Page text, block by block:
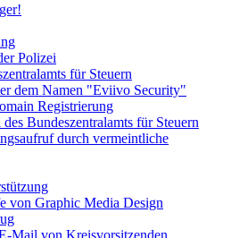
Polizei
für Steuern
dem Namen "Eviivo Security"
Registrierung
Bundeszentralamts für Steuern
durch vermeintliche
von Graphic Media Design
Mail von Kreisvorsitzenden